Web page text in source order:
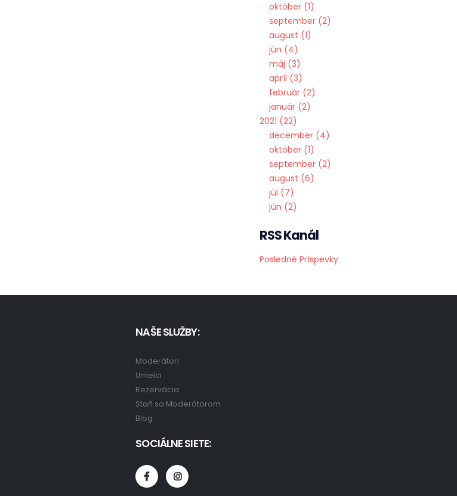
október 1
september 2
august 1
jún
4
máj 3
apríl 3
február 2
január 2
2021 22
december 4
október 1
september 2
august 6
júl
7
jún 2
RSS Kanál
Posledné Príspevky
NAŠE SLUŽBY:
Moderátori
Umelci
Rezervácia
Staň sa Moderátorom
Blog
SOCIÁLNE SIETE: